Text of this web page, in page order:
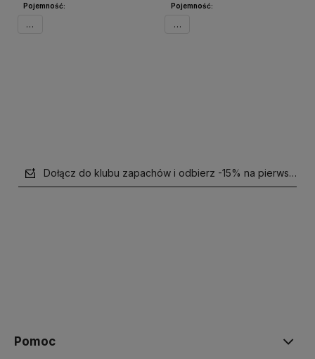
Pojemność:
50ml
Pojemność:
44ml
Dołącz do klubu zapachów i odbierz -15% na pierwsze
Pomoc